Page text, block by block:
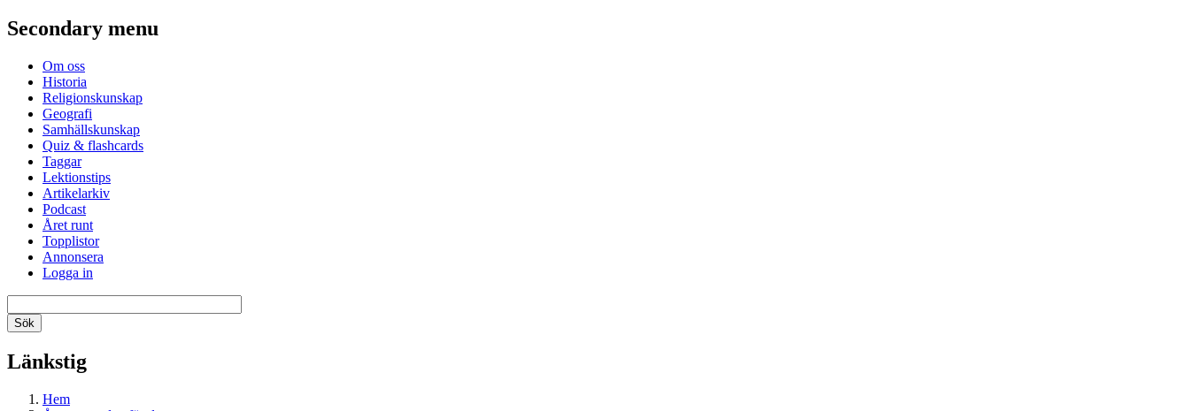
Secondary menu
Om oss
Historia
Religionskunskap
Geografi
Samhällskunskap
Quiz & flashcards
Taggar
Lektionstips
Artikelarkiv
Podcast
Året runt
Topplistor
Annonsera
Logga in
Länkstig
Hem